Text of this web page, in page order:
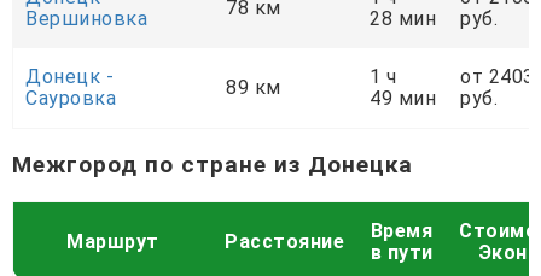
Вершиновка
78 км
28 мин
руб.
Донецк -
Сауровка
89 км
1 ч
49 мин
от 2403
руб.
Межгород по стране из Донецка
Маршрут Расстояние
Время
в пути